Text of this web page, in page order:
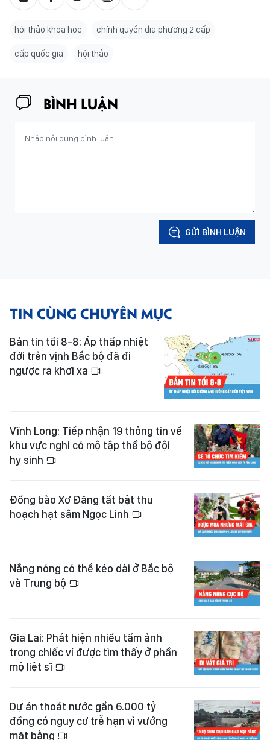
hội thảo khoa học chính quyền địa phương 2 cấp
cấp quốc gia hội thảo
BÌNH LUẬN
GỬI BÌNH LUẬN
TIN CÙNG CHUYÊN MỤC
Bản tin tối 8-8: Áp thấp nhiệt
đới trên vịnh Bắc bộ đã đi
ngược ra khơi xa
Vĩnh Long: Tiếp nhận 19 thông tin về
khu vực nghi có mộ tập thể bộ đội
hy sinh
Đồng bào Xơ Đăng tất bật thu
hoạch hạt sâm Ngọc Linh
Nắng nóng có thể kéo dài ở Bắc bộ
và Trung bộ
Gia Lai: Phát hiện nhiều tấm ảnh
trong chiếc ví được tìm thấy ở phần
mộ liệt sĩ
Dự án thoát nước gần 6.000 tỷ
đồng có nguy cơ trễ hạn vì vướng
mặt bằng